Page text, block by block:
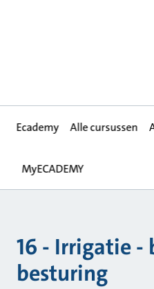
Ecademy Alle cursussen
MyECADEMY
16 - Irrigatie -
besturing